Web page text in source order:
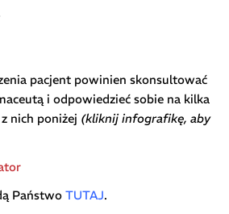
pacjent powinien skonsultować
i odpowiedzieć sobie na kilka
nich poniżej (kliknij infografikę, aby
PaństwoTUTAJ.